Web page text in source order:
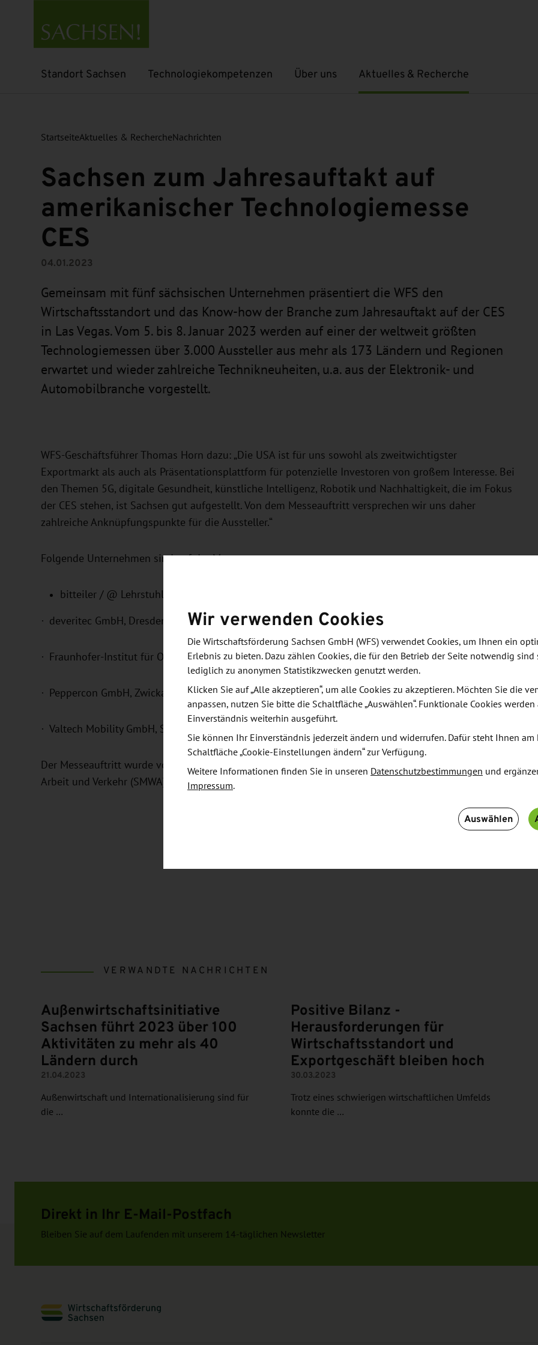
Standort Sachsen
Untermenü öffnen Technologiekompetenzen
Untermenü öffnen Über uns
Untermenü öffnenAktuelles & Recherche
Untermenü öffnen
StartseiteAktuelles & RechercheNachrichten
Sachsen zum Jahresauftakt auf
amerikanischer Technologiemesse
CES
04.01.2023
Gemeinsam mit fünf sächsischen Unternehmen präsentiert die WFS den
Wirtschaftsstandort und das Know-how der Branche zum Jahresauftakt auf der CES
in Las Vegas. Vom 5. bis 8. Januar 2023 werden auf einer der weltweit größten
Technologiemessen über 3.000 Aussteller aus mehr als 173 Ländern und Regionen
erwartet und wieder zahlreiche Technikneuheiten, u.a. aus der Elektronik- und
Automobilbranche vorgestellt.
WFS-Geschäftsführer Thomas Horn dazu: „Die USA ist für uns sowohl als zweitwichtigster
Exportmarkt als auch als Präsentationsplattform für potenzielle Investoren von großem Interesse. Bei
den Themen 5G, digitale Gesundheit, künstliche Intelligenz, Robotik und Nachhaltigkeit, die im Fokus
der CES stehen, ist Sachsen gut aufgestellt. Von dem Messeauftritt versprechen wir uns daher
zahlreiche Anknüpfungspunkte für die Aussteller.“
Folgende Unternehmen sind auf der Messe vertreten:
bitteiler / @ Lehrstuhl für Kommunikationsnetze der Deutsche Telekom AG an der TU Dresden,
· deveritec GmbH, Dresden,
· Fraunhofer-Institut für Organische Elektronik, Elektronenstrahl- und Plasmatechnik FEP, Dresden,
· Peppercon GmbH, Zwickau / Aqua-Scope Technologies,
· Valtech Mobility GmbH, Standort Dresden.
Der Messeauftritt wurde von der WFS im Auftrag des Sächsischen Staatsministeriums für Wirtschaft,
Arbeit und Verkehr (SMWA) organisiert.
VERWANDTE NACHRICHTEN
Außenwirtschaftsinitiative
Sachsen führt 2023 über 100
Aktivitäten zu mehr als 40
Ländern durch
21.04.2023
Außenwirtschaft und Internationalisierung sind für
die …
Positive Bilanz -
Herausforderungen für
Wirtschaftsstandort und
Exportgeschäft bleiben hoch
30.03.2023
Trotz eines schwierigen wirtschaftlichen Umfelds
konnte die …
Direkt in Ihr E-Mail-Postfach
Bleiben Sie auf dem Laufenden mit unserem 14-täglichen Newsletter
Wir verwenden Cookies
Die Wirtschaftsförderung Sachsen GmbH (WFS) verwendet Cookies, um Ihnen ein
Erlebnis zu bieten. Dazu zählen Cookies, die für den Betrieb der Seite notwendig
lediglich zu anonymen Statistikzwecken genutzt werden.
Klicken Sie auf „Alle akzeptieren“, um alle Cookies zu akzeptieren. Möchten Sie die
anpassen, nutzen Sie bitte die Schaltfläche „Auswählen“. Funktionale Cookies
Einverständnis weiterhin ausgeführt.
Sie können Ihr Einverständnis jederzeit ändern und widerrufen. Dafür steht Ihnen am
Schaltfläche „Cookie-Einstellungen ändern“ zur Verfügung.
Weitere Informationen finden Sie in unseren Datenschutzbestimmungen und
Impressum.
Auswählen